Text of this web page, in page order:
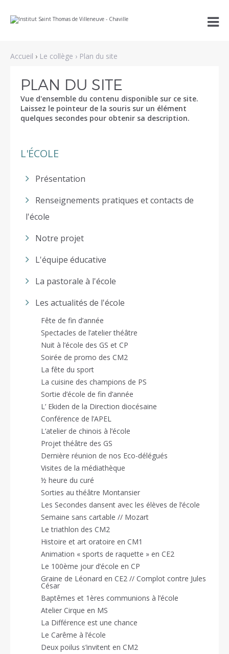
au
la
personnels

Accueil › Le collège › Plan du site
PLAN DU SITE
Vue d'ensemble du contenu disponible sur ce site.
Laissez le pointeur de la souris sur un élément
quelques secondes pour obtenir sa description.
L'ÉCOLE
Présentation
Renseignements pratiques et contacts de
l'école
Notre projet
L'équipe éducative
La pastorale à l'école
Les actualités de l'école
Fête de fin d’année
Spectacles de l’atelier théâtre
Nuit à l’école des GS et CP
Soirée de promo des CM2
La fête du sport
La cuisine des champions de PS
Sortie d’école de fin d’année
L’ Ekiden de la Direction diocésaine
Conférence de l’APEL
L’atelier de chinois à l’école
Projet théâtre des GS
Dernière réunion de nos Eco-délégués
Visites de la médiathèque
½ heure du curé
Sorties au théâtre Montansier
Les Secondes dansent avec les élèves de l’école
Semaine sans cartable // Mozart
Le triathlon des CM2
Histoire et art oratoire en CM1
Animation « sports de raquette » en CE2
Le 100ème jour d’école en CP
Graine de Léonard en CE2 // Complot contre Jules
César
Baptêmes et 1ères communions à l’école
Atelier Cirque en MS
La Différence est une chance
Le Carême à l’école
Deux poilus s’invitent en CM2